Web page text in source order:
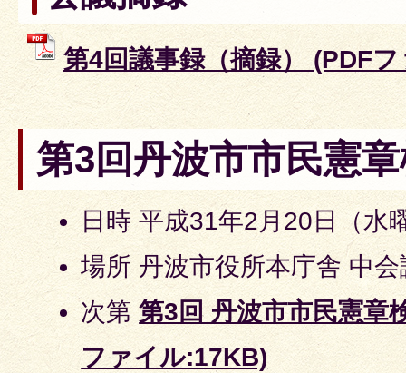
第4回議事録（摘録） (PDF
第3回丹波市市民憲
日時 平成31年2月20日（水
場所 丹波市役所本庁舎 中会
次第第3回 丹波市市民憲章
ファイル:17KB)